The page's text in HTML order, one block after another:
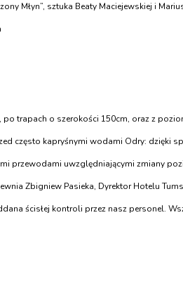
Młyn”, sztuka Beaty Maciejewskiej i
trapach o szerokości 150cm, oraz z
często kapryśnymi wodami Odry:
przewodami uwzględniającymi zmiany
Zbigniew Pasieka, Dyrektor Hotelu
ścisłej kontroli przez nasz personel.